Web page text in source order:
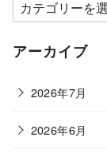
テ
ゴ
ー
アーカイブ
2026年7月
2026年6月